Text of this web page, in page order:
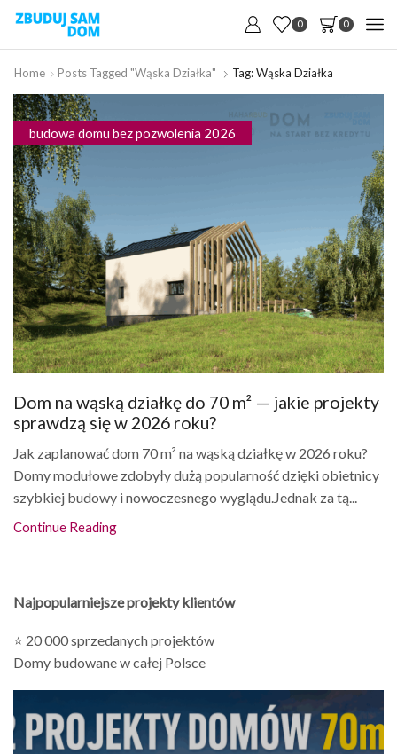
0 0
Home Posts Tagged "wąska Działka" Tag: Wąska Działka
budowa domu bez pozwolenia 2026
Dom na wąską działkę do 70 m² — jakie projekty
sprawdzą się w 2026 roku?
Jak zaplanować dom 70 m² na wąską działkę w 2026 roku?
Domy modułowe zdobyły dużą popularność dzięki obietnicy
szybkiej budowy i nowoczesnego wyglądu.Jednak za tą...
Continue Reading
Najpopularniejsze projekty klientów
⭐ 20 000 sprzedanych projektów
Domy budowane w całej Polsce